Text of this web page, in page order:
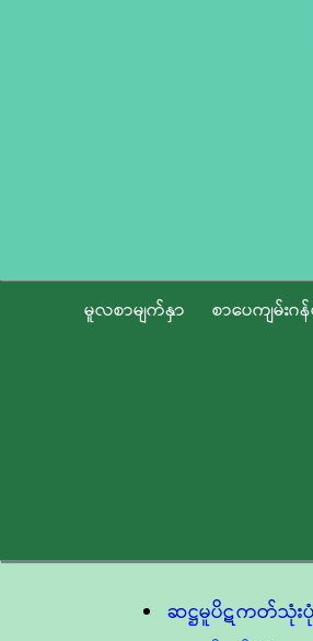
မူလစာမျက်နှာ စာပေကျမ်းဂန်
ဆဋ္ဌမူပိဋကတ်သုံး